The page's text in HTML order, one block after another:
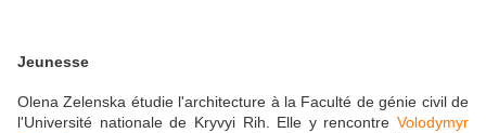
Jeunesse
Olena Zelenska étudie l'architecture à la Faculté de génie civil de
l'Université nationale de Kryvyi Rih. Elle y rencontre Volodymyr